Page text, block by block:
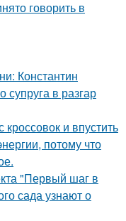
говорить в
Константин
супруга в разгар
кроссовок и впустить
потому что
"Первый шаг в
сада узнают о